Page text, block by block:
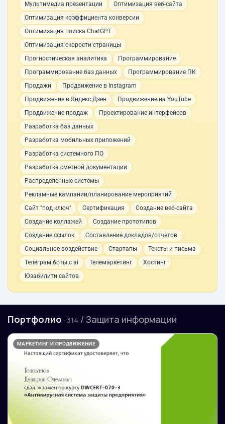
Мультимедиа презентации
Оптимизация веб-сайта
Оптимизация коэффициента конверсии
Оптимизация поиска ChatGPT
Оптимизация скорости страницы
Прогностическая аналитика
Программирование
Программирование баз данных
Программирование ПК
Продажи
Продвижение в Instagram
Продвижение в Яндекс.Дзен
Продвижение на YouTube
Продвижение продаж
Проектирование интерфейсов
Разработка баз данных
Разработка мобильных приложений
Разработка системного ПО
Разработка сметной документации
Распределенные системы
Рекламные кампании/планирование мероприятий
Сайт "под ключ"
Сертификация
Создание веб-сайта
Создание коллажей
Создание прототипов
Создание ссылок
Составление докладов/отчетов
Социальное воздействие
Стартапы
Тексты и письма
Телеграм боты с ai
Телемаркетинг
Хостинг
Юзабилити сайтов
Портфолио · 314 / Защита информации
МАРКЕТИНГ И ПРОДВИЖЕНИЕ